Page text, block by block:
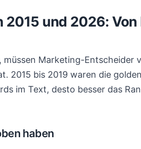
und 2026:
Marketing-Entscheider
2015 bis 2019 waren die
im Text, desto besser das
haben